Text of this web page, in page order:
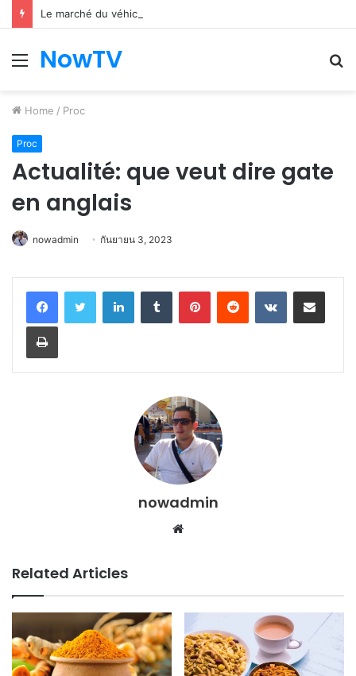
Le marché du véhicule d’occasion en plein essor
Menu
NowTV
Home / Proc
Proc
Actualité: que veut dire gate
en anglais
nowadmin กันยายน 3, 2023
LinkedInTumblr PinterestReddit VKontakteShare via Email
Print
nowadmin
Website
Related Articles